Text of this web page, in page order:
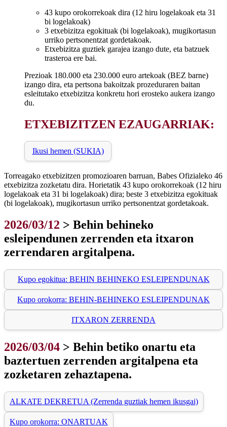
43 kupo orokorrekoak dira (12 hiru logelakoak eta 31
bi logelakoak)
3 etxebizitza egokituak (bi logelakoak), mugikortasun
urriko pertsonentzat gordetakoak.
Etxebizitza guztiek garajea izango dute, eta batzuek
trasteroa ere bai.
Prezioak 180.000 eta 230.000 euro artekoak (BEZ barne)
izango dira, eta pertsona bakoitzak prozeduraren baitan
esleitutako etxebizitza konkretu hori erosteko aukera izango
du.
ETXEBIZITZEN EZAUGARRIAK:
Ikusi hemen (SUKIA)
Torreagako etxebizitzen promozioaren barruan, Babes Ofizialeko 46
etxebizitza zozketatu dira. Horietatik 43 kupo orokorrekoak (12 hiru
logelakoak eta 31 bi logelakoak) dira; beste 3 etxebizitza egokituak
(bi logelakoak), mugikortasun urriko pertsonentzat gordetakoak.
2026/03/12 > Behin behineko
esleipendunen zerrenden eta itxaron
zerrendaren argitalpena.
Kupo egokitua: BEHIN BEHINEKO ESLEIPENDUNAK
Kupo orokorra: BEHIN-BEHINEKO ESLEIPENDUNAK
ITXARON ZERRENDA
2026/03/04 > Behin betiko onartu eta
baztertuen zerrenden argitalpena eta
zozketaren zehaztapena.
ALKATE DEKRETUA (Zerrenda guztiak hemen ikusgai)
Kupo orokorra: ONARTUAK